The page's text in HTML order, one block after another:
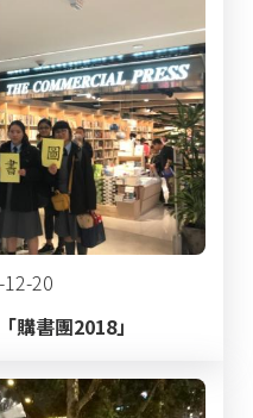
20
購書團2018」